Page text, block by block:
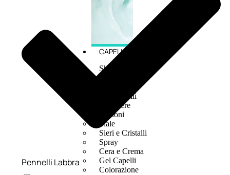
CAPELLI
Shampoo
Olii Capelli
Maschere
Lozioni
Fiale
Sieri e Cristalli
Spray
Cera e Crema
Gel Capelli
Colorazione
Pennelli Labbra